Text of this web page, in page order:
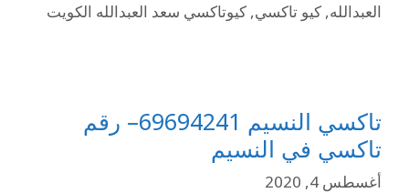
العبدالله, كيو تاكسي, كيوتاكسي سعد العبدالله الكويت
تاكسي النسيم 69694241– رقم
تاكسي في النسيم
أغسطس 4, 2020